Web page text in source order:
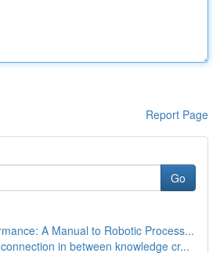
Report Page
Go
A Manual to Robotic Process...
in between knowledge cr...